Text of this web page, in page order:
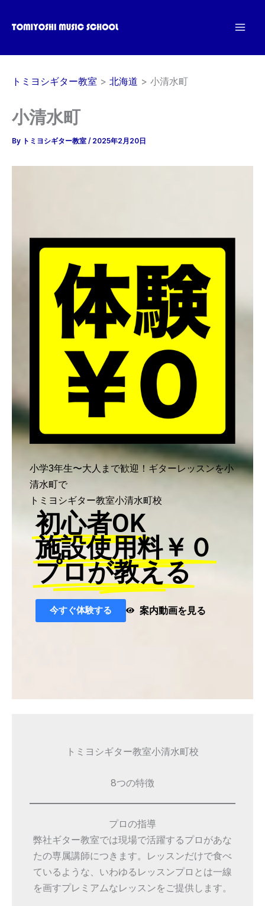
ス
トミヨシギター教室 北海道 小清水町
小清水町
By トミヨシギター教室 / 2025年2月20日
小学3年生〜大人まで歓迎！ギターレッスンを小
清水町で
トミヨシギター教室小清水町校
初心者OK
施設使用料￥０
プロが教える
今すぐ体験する 案内動画を見る
トミヨシギター教室小清水町校
8つの特徴
プロの指導
弊社ギター教室では現場で活躍するプロがあな
たの専属講師につきます。レッスンだけで食べ
ているような、いわゆるレッスンプロとは一線
を画すプレミアムなレッスンをご提供します。